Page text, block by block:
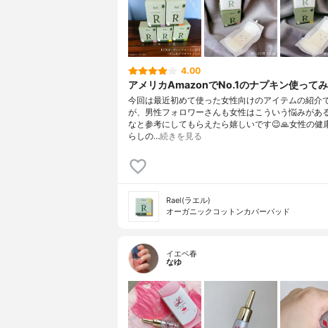
4.00
アメリカAmazonでNo.1のナプキン使って
今回は最近初めて使った女性向けのアイテムの紹介
が、男性フォロワーさんも女性はこういう悩みがあ
なと参考にしてもらえたら嬉しいです😉🙏女性の健
らしの…続きを見る
Rael(ラエル)
オーガニックコットンカバーパッド
イエベ春
なゆ